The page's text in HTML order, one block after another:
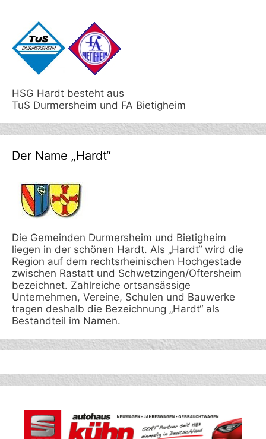
HSG Hardt besteht aus
TuS Durmersheim und FA Bietigheim
Der Name „Hardt“
Die Gemeinden Durmersheim und Bietigheim
liegen in der schönen Hardt. Als „Hardt“ wird die
Region auf dem rechtsrheinischen Hochgestade
zwischen Rastatt und Schwetzingen/Oftersheim
bezeichnet. Zahlreiche ortsansässige
Unternehmen, Vereine, Schulen und Bauwerke
tragen deshalb die Bezeichnung „Hardt“ als
Bestandteil im Namen.